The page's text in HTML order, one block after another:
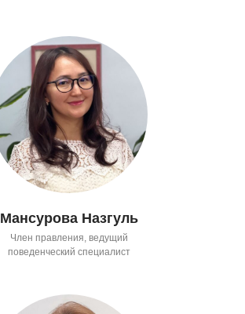
Мансурова Назгуль
Член правления, ведущий
поведенческий специалист